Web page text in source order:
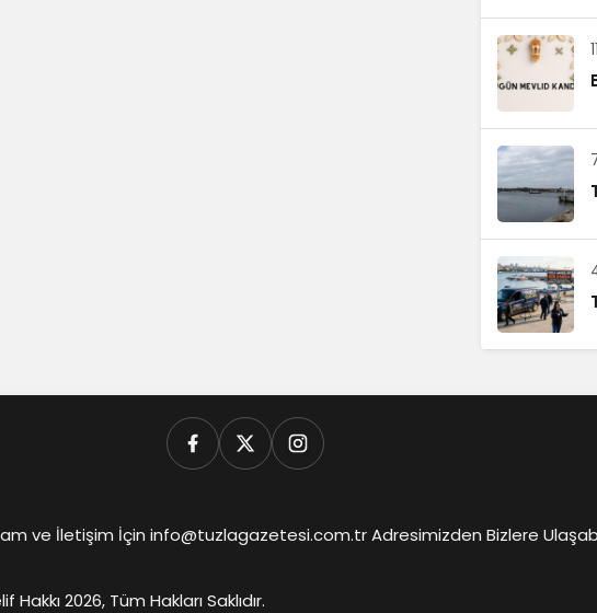
ve İletişim İçin info@tuzlagazetesi.com.tr Adresimizden Bizlere
Hakkı 2026, Tüm Hakları Saklıdır.